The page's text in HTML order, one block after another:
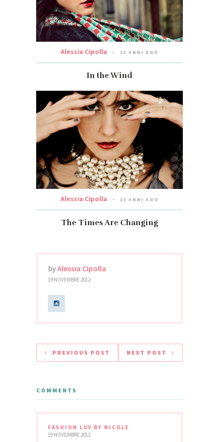
Alessia Cipolla 13 ANNI AGO
In the Wind
Alessia Cipolla 13 ANNI AGO
The Times Are Changing
byAlessia Cipolla
19 NOVEMBRE 2012
PREVIOUS POST NEXT POST
COMMENTS
FASHION LUV BY NICOLE
19 NOVEMBRE 2012